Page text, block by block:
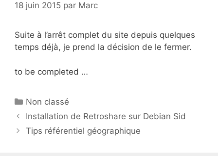
18 juin 2015 par Marc
Suite à l’arrêt complet du site depuis quelques
temps déjà, je prend la décision de le fermer.
to be completed …
Catégories
Non classé
Installation de Retroshare sur Debian Sid
Tips référentiel géographique